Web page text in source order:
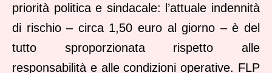
priorità politica e sindacale: l’attuale indennità
di rischio – circa 1,50 euro al giorno – è del
tutto sproporzionata rispetto alle
responsabilità e alle condizioni operative. FLP